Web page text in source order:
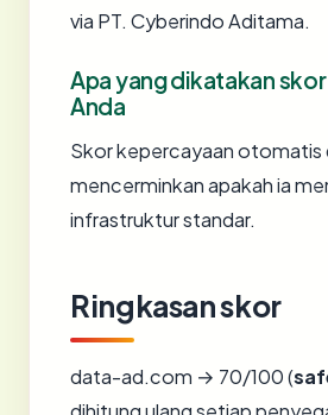
via PT. Cyberindo Aditama.
Apa yang dikatakan
Anda
Skor kepercayaan
mencerminkan apakah ia
infrastruktur standar.
Ringkasan skor
data-ad.com → 70/100 (